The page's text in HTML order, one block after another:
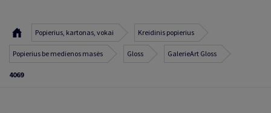
Popierius, kartonas, vokai Kreidinis popierius
Popierius be medienos masės Gloss GalerieArt Gloss
4069